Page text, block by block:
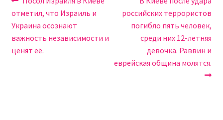
по
записям
запись:
отметил, что Израиль и
Украина осознают
важность независимости и
ценят её.
запись:
российских террористов
погибло пять человек,
среди них 12-летняя
девочка. Раввин и
еврейская община молятся.